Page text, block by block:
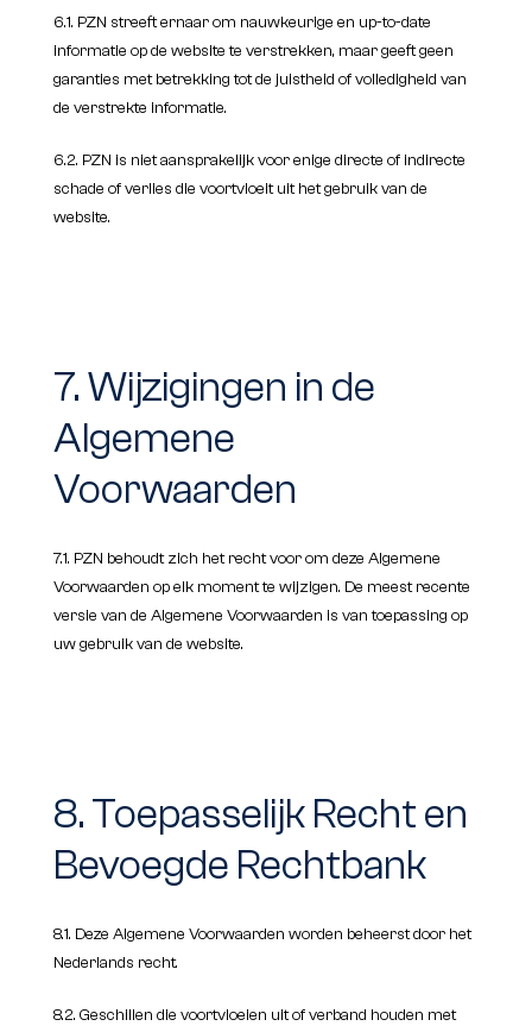
6.1. PZN streeft ernaar om nauwkeurige en up-to-date
informatie op de website te verstrekken, maar geeft geen
garanties met betrekking tot de juistheid of volledigheid van
de verstrekte informatie.
6.2. PZN is niet aansprakelijk voor enige directe of indirecte
schade of verlies die voortvloeit uit het gebruik van de
website.
7. Wijzigingen in de
Algemene
Voorwaarden
7.1. PZN behoudt zich het recht voor om deze Algemene
Voorwaarden op elk moment te wijzigen. De meest recente
versie van de Algemene Voorwaarden is van toepassing op
uw gebruik van de website.
8. Toepasselijk Recht en
Bevoegde Rechtbank
8.1. Deze Algemene Voorwaarden worden beheerst door het
Nederlands recht.
8.2. Geschillen die voortvloeien uit of verband houden met